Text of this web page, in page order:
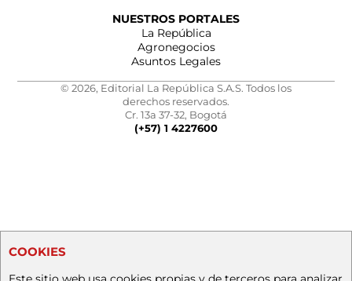
NUESTROS PORTALES
La República
Agronegocios
Asuntos Legales
© 2026, Editorial La República S.A.S. Todos los
derechos reservados.
Cr. 13a 37-32, Bogotá
(+57) 1 4227600
COOKIES